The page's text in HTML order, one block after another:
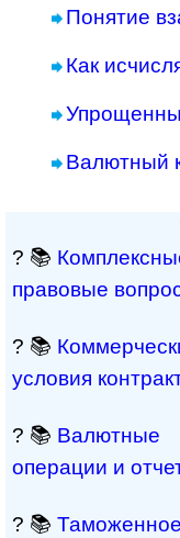
Понятие
Как
Валютный
? 📚
правовые
? 📚
условия
? 📚 Валютные
операции и
? 📚 Таможенное